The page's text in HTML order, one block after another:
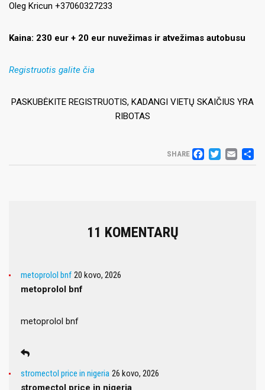
Oleg Kricun +37060327233
Kaina: 230 eur + 20 eur nuvežimas ir atvežimas autobusu
Registruotis galite čia
PASKUBĖKITE REGISTRUOTIS, KADANGI VIETŲ SKAIČIUS YRA
RIBOTAS
SHARE
11 KOMENTARŲ
metoprolol bnf 20 kovo, 2026
metoprolol bnf
metoprolol bnf
stromectol price in nigeria 26 kovo, 2026
stromectol price in nigeria